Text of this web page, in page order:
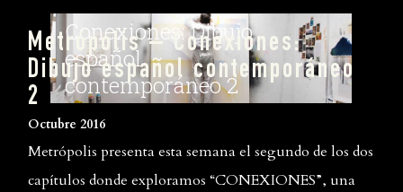
Metrópolis – Conexiones:
Dibujo español contemporáneo
2
Octubre 2016
Metrópolis presenta esta semana el segundo de los dos
capítulos donde exploramos “CONEXIONES”, una